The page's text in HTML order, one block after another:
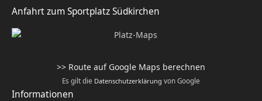
Anfahrt zum Sportplatz Südkirchen
>> Route auf Google Maps berechnen
Es gilt die Datenschutzerklärung von Google
Informationen